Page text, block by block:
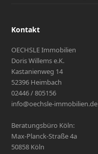
Kontakt
OECHSLE Immobilien
Doris Willems e.K.
Kastanienweg 14
52396 Heimbach
02446 / 805156
info@oechsle-immobilien.de
Beratungsbüro Köln:
Max-Planck-Straße 4a
50858 Köln